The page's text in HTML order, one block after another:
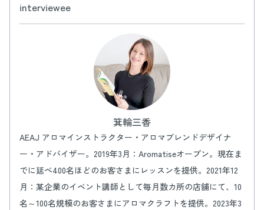
interviewee
箕輪三香
AEAJ アロマインストラクター・アロマブレンドデザイナ
ー・アドバイザー。2019年3月：Aromatiseオープン。現在ま
でに延べ400名ほどのお客さまにレッスンを提供。2021年12
月：某企業のイベント講師として毎月数カ所の店舗にて、10
名～100名規模のお客さまにアロマクラフトを提供。2023年3